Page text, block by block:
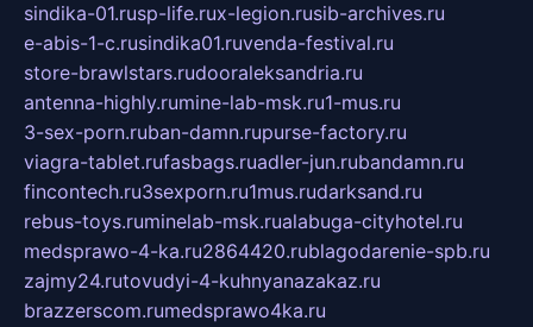
sindika-01.rusp-life.rux-legion.rusib-archives.ru
e-abis-1-c.rusindika01.ruvenda-festival.ru
store-brawlstars.rudooraleksandria.ru
antenna-highly.rumine-lab-msk.ru1-mus.ru
3-sex-porn.ruban-damn.rupurse-factory.ru
viagra-tablet.rufasbags.ruadler-jun.rubandamn.ru
fincontech.ru3sexporn.ru1mus.rudarksand.ru
rebus-toys.ruminelab-msk.rualabuga-cityhotel.ru
medsprawo-4-ka.ru2864420.rublagodarenie-spb.ru
zajmy24.rutovudyi-4-kuhnyanazakaz.ru
brazzerscom.rumedsprawo4ka.ru